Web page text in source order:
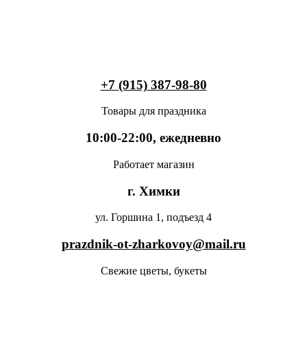
+7 (915) 387-98-80
Товары для праздника
10:00-22:00, ежедневно
Работает магазин
г. Химки
ул. Горшина 1, подъезд 4
prazdnik-ot-zharkovoy@mail.ru
Свежие цветы, букеты